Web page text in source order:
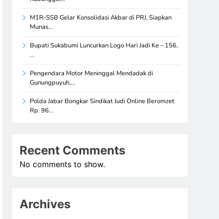
M1R-SSB Gelar Konsolidasi Akbar di PRJ, Siapkan
Munas…
Bupati Sukabumi Luncurkan Logo Hari Jadi Ke – 156,
…
Pengendara Motor Meninggal Mendadak di
Gunungpuyuh,…
Polda Jabar Bongkar Sindikat Judi Online Beromzet
Rp. 96…
Recent Comments
No comments to show.
Archives